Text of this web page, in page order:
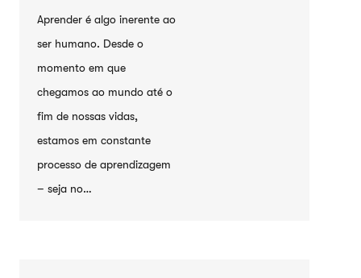
Aprender é algo inerente ao
ser humano. Desde o
momento em que
chegamos ao mundo até o
fim de nossas vidas,
estamos em constante
processo de aprendizagem
– seja no…